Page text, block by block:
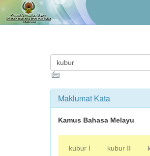
Maklumat Kata
Kamus Bahasa Melayu
kubur I kubur II